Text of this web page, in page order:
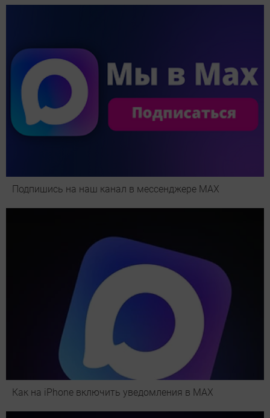
Подпишись на наш канал в мессенджере МАХ
Как на iPhone включить уведомления в MAX